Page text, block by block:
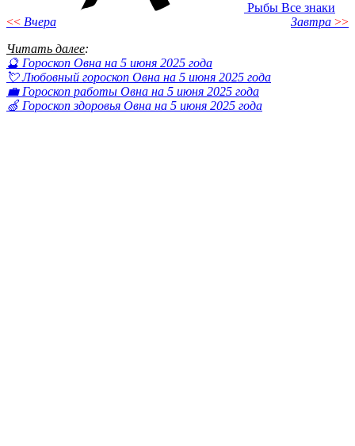
Рыбы Все знаки
<< Вчера Завтра >>
Читать далее:
🔮 Гороскоп Овна на 5 июня 2025 года
💘 Любовный гороскоп Овна на 5 июня 2025 года
💼 Гороскоп работы Овна на 5 июня 2025 года
🍏 Гороскоп здоровья Овна на 5 июня 2025 года